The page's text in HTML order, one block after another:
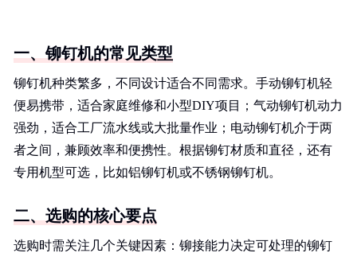
一、铆钉机的常见类型
铆钉机种类繁多，不同设计适合不同需求。手动铆钉机轻
便易携带，适合家庭维修和小型DIY项目；气动铆钉机动力
强劲，适合工厂流水线或大批量作业；电动铆钉机介于两
者之间，兼顾效率和便携性。根据铆钉材质和直径，还有
专用机型可选，比如铝铆钉机或不锈钢铆钉机。
二、选购的核心要点
选购时需关注几个关键因素：铆接能力决定可处理的铆钉